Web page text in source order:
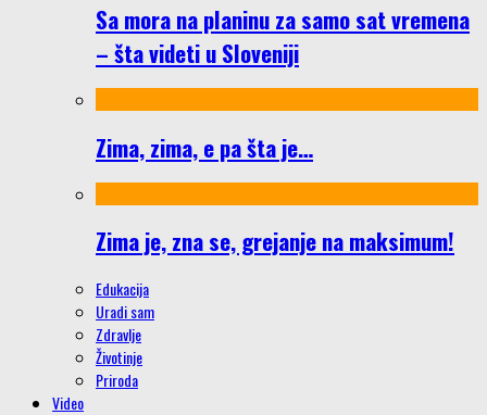
Sa mora na planinu za samo sat vremena
– šta videti u Sloveniji
Zima, zima, e pa šta je…
Zima je, zna se, grejanje na maksimum!
Edukacija
Uradi sam
Zdravlje
Životinje
Priroda
Video